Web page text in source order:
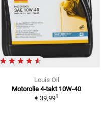
Louis Oil
Motorolie 4-takt 10W-40
€ 39,991